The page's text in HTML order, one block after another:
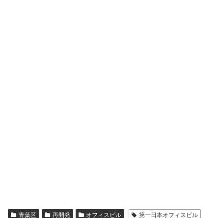
青葉区 再開発 オフィスビル 第一日本オフィスビル